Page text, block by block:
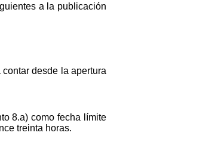
a la publicación
desde la apertura
8.a) como fecha límite
treinta horas.